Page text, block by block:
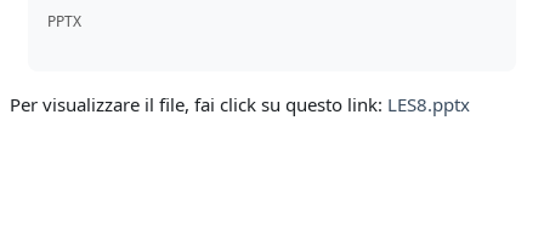
PPTX
Per visualizzare il file, fai click su questo link: LES8.pptx